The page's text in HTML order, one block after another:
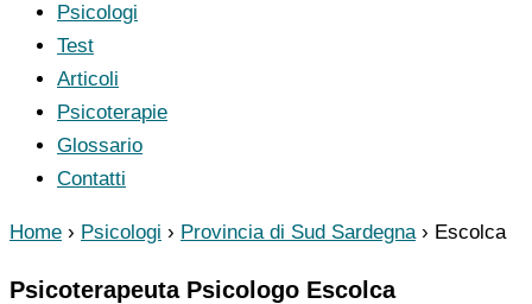
Psicologi
Test
Articoli
Psicoterapie
Glossario
Contatti
Home › Psicologi › Provincia di Sud Sardegna › Escolca
Psicoterapeuta Psicologo Escolca